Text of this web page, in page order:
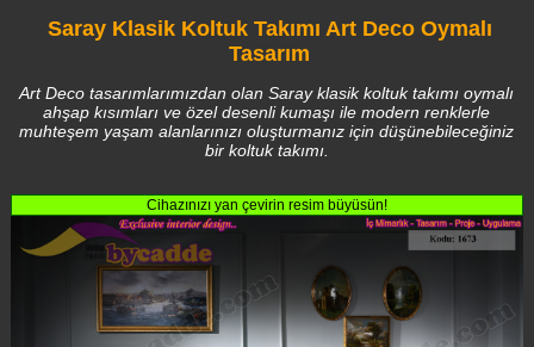
Saray Klasik Koltuk Takımı Art Deco Oymalı
Tasarım
Art Deco tasarımlarımızdan olan Saray klasik koltuk takımı oymalı
ahşap kısımları ve özel desenli kumaşı ile modern renklerle
muhteşem yaşam alanlarınızı oluşturmanız için düşünebileceğiniz
bir koltuk takımı.
Cihazınızı yan çevirin resim büyüsün!